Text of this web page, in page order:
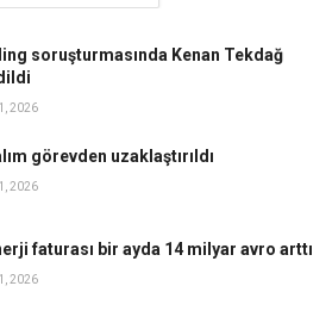
soruşturmasında Kenan Tekdağ
2026
görevden uzaklaştırıldı
2026
faturası bir ayda 14 milyar avro arttı
2026